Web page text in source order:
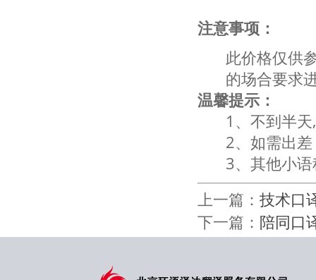
注意事项：
此价格仅供
的场合要求
温馨提示：
1、不到半
2、如需出
3、其他小
上一篇： 技术口
下一篇： 陪同口